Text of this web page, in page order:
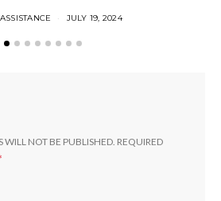
JULY 19, 2024
WILL NOT BE PUBLISHED. REQUIRED